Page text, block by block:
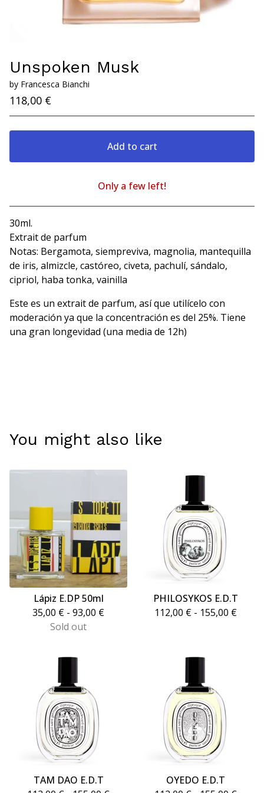
Unspoken Musk
by Francesca Bianchi
118,00 €
Add to cart
View cart
Only a few left!
30ml.
Extrait de parfum
Notas: Bergamota, siempreviva, magnolia, mantequilla
de iris, almizcle, castóreo, civeta, pachulí, sándalo,
cipriol, haba tonka, vainilla
Este es un extrait de parfum, así que utilícelo con
moderación ya que la concentración es del 25%. Tiene
una gran longevidad (una media de 12h)
You might also like
Lápiz E.DP 50ml
35,00 € - 93,00 €
Sold out
PHILOSYKOS E.D.T
112,00 € - 155,00 €
TAM DAO E.D.T
OYEDO E.D.T